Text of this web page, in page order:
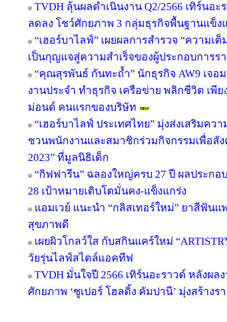
TVDH ลุ้นผลดำเนินงาน Q2/2566 เทิร์นอ
ลดลง โชว์ศักยภาพ 3 กลุ่มธุรกิจพื้นฐานแข็ง
“เฮอร์บาไลฟ์” เผยผลการสำรวจ “ความเ
เป็นกุญแจสู่ความสำเร็จของผู้ประกอบการร
“คุณสุรพันธ์ กันทะถ้ำ” นักธุรกิจ AW9 เจ
งานประจำ ทำธุรกิจ เครือข่าย พลิกชีวิต เพี
ม่อนด์ คนแรกของบริษัท
“เฮอร์บาไลฟ์ ประเทศไทย” มุ่งส่งเสริมค
ชวนพนักงานและสมาชิกร่วมกิจกรรมเพื่อสังค
2023” ที่มูลนิธิเด็ก
“กิฟฟารีน” ฉลองใหญ่ครบ 27 ปี ผลประก
28 เป้าหมายเติบโตมั่นคง-แข็งแกร่ง
แอมเวย์ แนะนำ “กลิสเทอร์ใหม่” ยาสีฟัน
สุขภาพดี
เผยผิวโกลว์ใส กับสกินแคร์ใหม่
วัยรุ่นไลฟ์สไตล์แอคทีฟ
TVDH มั่นใจปี 2566 เทิร์นอะราวด์ หลังผ
ศักยภาพ ‘ซูเปอร์ โฮลดิ้ง คัมปานี’ มุ่งสร้างร